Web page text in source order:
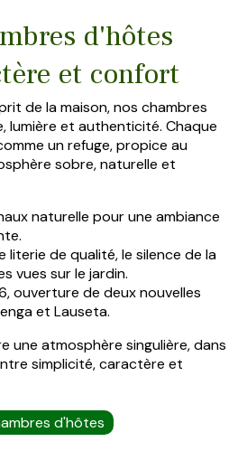
d'hôtes
et confort
de la maison, nos chambres
lumière et authenticité. Chaque
un refuge, propice au
sobre, naturelle et
naturelle pour une ambiance
literie de qualité, le silence de la
vues sur le jardin.
ouverture de deux nouvelles
et Lauseta.
une atmosphère singulière, dans
simplicité, caractère et
d'hôtes